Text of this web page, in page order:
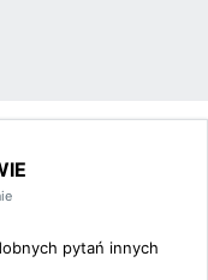
pytań innych